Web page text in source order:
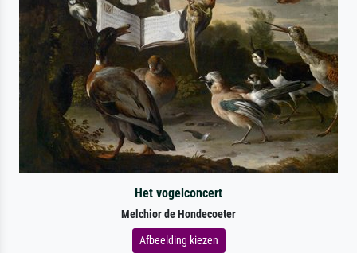
Het vogelconcert
Melchior de Hondecoeter
Afbeelding kiezen